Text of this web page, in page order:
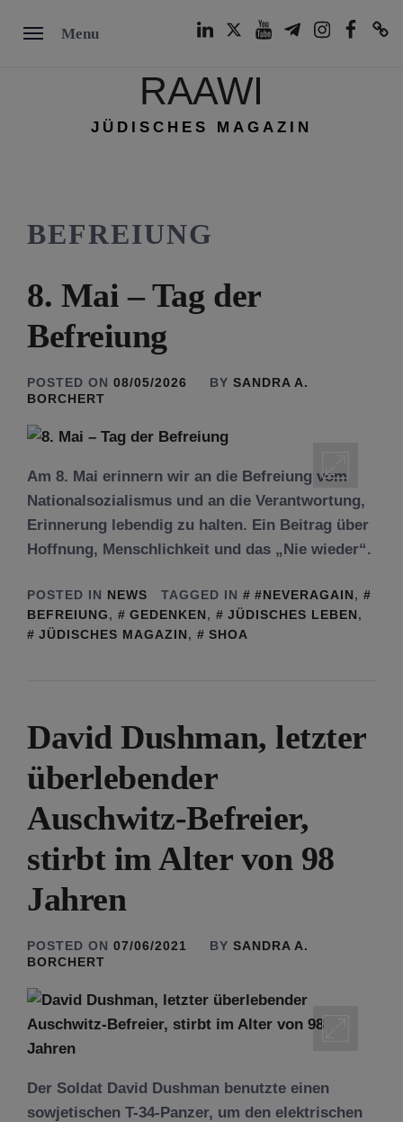
Menu
RAAWI
JÜDISCHES MAGAZIN
BEFREIUNG
8. Mai – Tag der
Befreiung
POSTED ON 08/05/2026 BY SANDRA A.
BORCHERT
Am 8. Mai erinnern wir an die Befreiung vom
Nationalsozialismus und an die Verantwortung,
Erinnerung lebendig zu halten. Ein Beitrag über
Hoffnung, Menschlichkeit und das „Nie wieder“.
POSTED IN NEWS TAGGED IN #NEVERAGAIN,
BEFREIUNG, GEDENKEN, JÜDISCHES LEBEN,
JÜDISCHES MAGAZIN, SHOA
David Dushman, letzter
überlebender
Auschwitz-Befreier,
stirbt im Alter von 98
Jahren
POSTED ON 07/06/2021 BY SANDRA A.
BORCHERT
Der Soldat David Dushman benutzte einen
sowjetischen T-34-Panzer, um den elektrischen